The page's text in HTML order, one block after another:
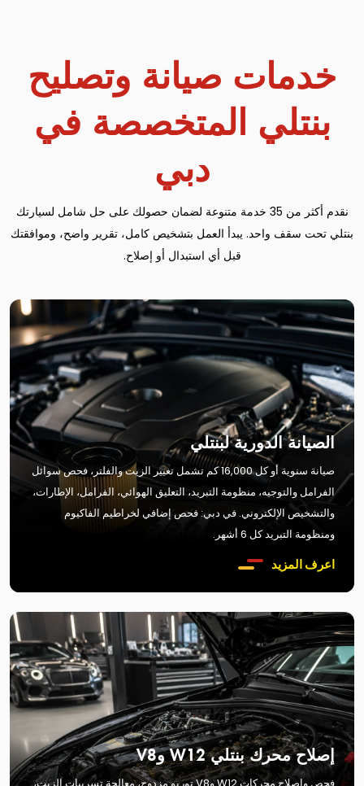
خدمات صيانة وتصليح
بنتلي المتخصصة في
دبي
نقدم أكثر من 35 خدمة متنوعة لضمان حصولك على حل شامل لسيارتك
بنتلي تحت سقف واحد. يبدأ العمل بتشخيص كامل، تقرير واضح، وموافقتك
قبل أي استبدال أو إصلاح.
الصيانة الدورية لبنتلي
صيانة سنوية أو كل 16,000 كم تشمل تغيير الزيت والفلتر، فحص سوائل
الفرامل والتوجيه، منظومة التبريد، التعليق الهوائي، الفرامل، الإطارات،
والتشخيص الإلكتروني. في دبي: فحص إضافي لخراطيم الفاكيوم
ومنظومة التبريد كل 6 أشهر.
اعرف المزيد
إصلاح محرك بنتلي W12 وV8